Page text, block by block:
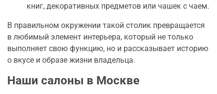
книг, декоративных предметов или чашек с чаем.
В правильном окружении такой столик превращается
в любимый элемент интерьера, который не только
выполняет свою функцию, но и рассказывает историю
о вкусе и образе жизни владельца.
Наши салоны в Москве